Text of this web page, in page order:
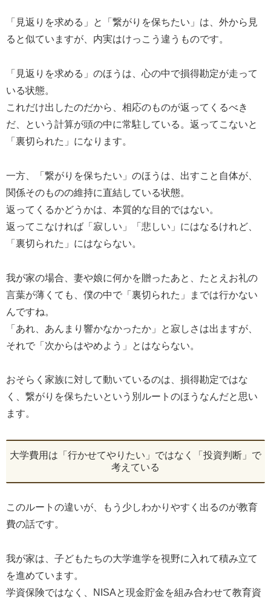
「見返りを求める」と「繋がりを保ちたい」は、外から見
ると似ていますが、内実はけっこう違うものです。
「見返りを求める」のほうは、心の中で損得勘定が走って
いる状態。
これだけ出したのだから、相応のものが返ってくるべき
だ、という計算が頭の中に常駐している。返ってこないと
「裏切られた」になります。
一方、「繋がりを保ちたい」のほうは、出すこと自体が、
関係そのものの維持に直結している状態。
返ってくるかどうかは、本質的な目的ではない。
返ってこなければ「寂しい」「悲しい」にはなるけれど、
「裏切られた」にはならない。
我が家の場合、妻や娘に何かを贈ったあと、たとえお礼の
言葉が薄くても、僕の中で「裏切られた」までは行かない
んですね。
「あれ、あんまり響かなかったか」と寂しさは出ますが、
それで「次からはやめよう」とはならない。
おそらく家族に対して動いているのは、損得勘定ではな
く、繋がりを保ちたいという別ルートのほうなんだと思い
ます。
大学費用は「行かせてやりたい」ではなく「投資判断」で
考えている
このルートの違いが、もう少しわかりやすく出るのが教育
費の話です。
我が家は、子どもたちの大学進学を視野に入れて積み立て
を進めています。
学資保険ではなく、NISAと現金貯金を組み合わせて教育資